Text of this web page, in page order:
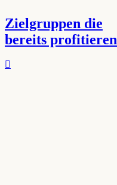
Zielgruppen die
bereits profitieren